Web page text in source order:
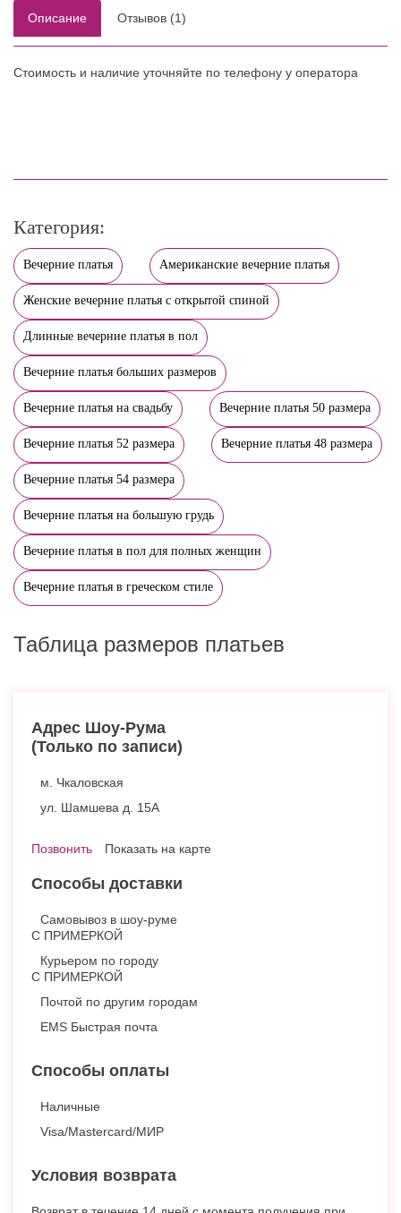
Описание Отзывов (1)
Стоимость и наличие уточняйте по телефону у оператора
Категория:
Вечерние платья Американские вечерние платья
Женские вечерние платья с открытой спиной
Длинные вечерние платья в пол
Вечерние платья больших размеров
Вечерние платья на свадьбу Вечерние платья 50 размера
Вечерние платья 52 размера Вечерние платья 48 размера
Вечерние платья 54 размера
Вечерние платья на большую грудь
Вечерние платья в пол для полных женщин
Вечерние платья в греческом стиле
Таблица размеров платьев
Адрес Шоу-Рума
(Только по записи)
м. Чкаловская
ул. Шамшева д. 15А
Позвонить Показать на карте
Способы доставки
Самовывоз в шоу-руме
С ПРИМЕРКОЙ
Курьером по городу
С ПРИМЕРКОЙ
Почтой по другим городам
EMS Быстрая почта
Способы оплаты
Наличные
Visa/Mastercard/МИР
Условия возврата